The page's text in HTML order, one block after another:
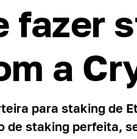
fazer
a
para staking de
de staking perfeita,